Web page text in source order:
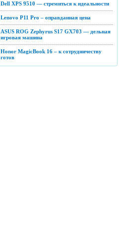
Dell XPS 9510 — стремиться к идеальности
Lenovo P11 Pro – оправданная цена
ASUS ROG Zephyrus S17 GX703 — дельная
игровая машина
Honor MagicBook 16 – к сотрудничеству
готов